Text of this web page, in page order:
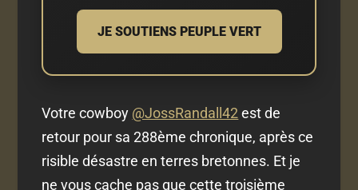
JE SOUTIENS PEUPLE VERT
Votre cowboy @JossRandall42 est de
retour pour sa 288ème chronique, après ce
risible désastre en terres bretonnes. Et je
ne vous cache pas que cette troisième